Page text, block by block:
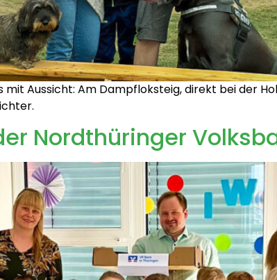
Aussicht: Am Dampfloksteig, direkt bei der
Nordthüringer